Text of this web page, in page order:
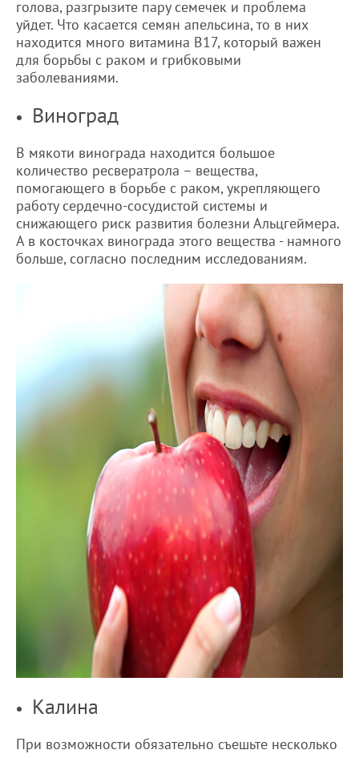
голова, разгрызите пару семечек и проблема
уйдет. Что касается семян апельсина, то в них
находится много витамина В17, который важен
для борьбы с раком и грибковыми
заболеваниями.
Виноград
В мякоти винограда находится большое
количество ресвератрола – вещества,
помогающего в борьбе с раком, укрепляющего
работу сердечно-сосудистой системы и
снижающего риск развития болезни Альцгеймера.
А в косточках винограда этого вещества - намного
больше, согласно последним исследованиям.
Калина
При возможности обязательно съешьте несколько